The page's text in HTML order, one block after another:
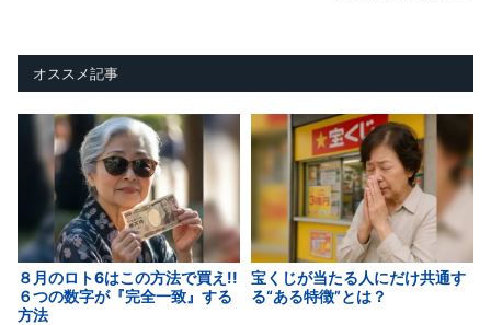
オススメ記事
８月のロト6はこの方法で買え!!
６つの数字が『完全一致』する
方法
宝くじが当たる人にだけ共通す
る“ある特徴”とは？